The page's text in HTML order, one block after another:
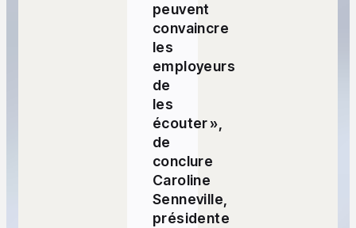
peuvent
convaincre
les
employeurs
de
les
écouter »,
de
conclure
Caroline
Senneville,
présidente